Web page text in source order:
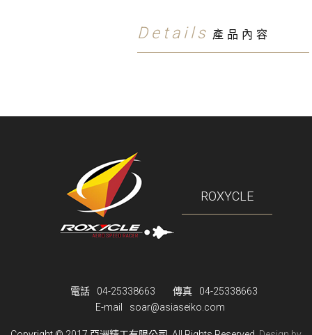
Details 產品內容
ROXYCLE
電話 04-25338663 傳真
04-25338663
E-mail
soar@asiaseiko.com